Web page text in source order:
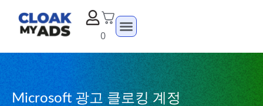
0
Microsoft 광고 클로킹 계정